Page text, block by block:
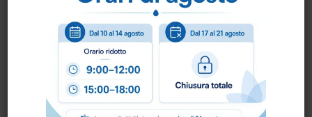
Puoi ordinare chiamando al0172 478161oppure
scrivendo una mail ainfo@bogliano.it.
Per ogni informazione siamo a disposizione.
COLORE:ARANCIO,BIANCO,BLU,